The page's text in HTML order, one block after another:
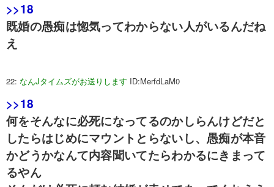
>>18
既婚の愚痴は惚気ってわからない人がいるんだね
え
22: なんJタイムズがお送りします ID:MerfdLaM0
>>18
何をそんなに必死になってるのかしらんけどだと
したらはじめにマウントとらないし、愚痴が本音
かどうかなんて内容聞いてたらわかるにきまって
るやん